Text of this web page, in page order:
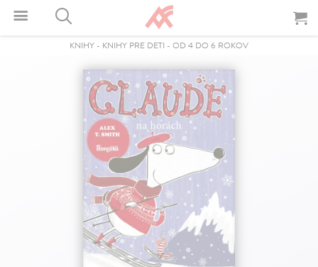
KNIHY - KNIHY PRE DETI - OD 4 DO 6 ROKOV